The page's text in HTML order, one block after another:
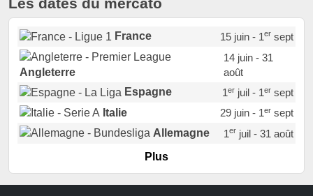
France 15 juin - 1ersept
Angleterre
14 juin - 31
août
Espagne
1erjuil - 1ersept
Italie
29 juin - 1ersept
Allemagne
1erjuil - 31 août
Portugal
Pays-Bas
22 juin - 2 sept
Plus